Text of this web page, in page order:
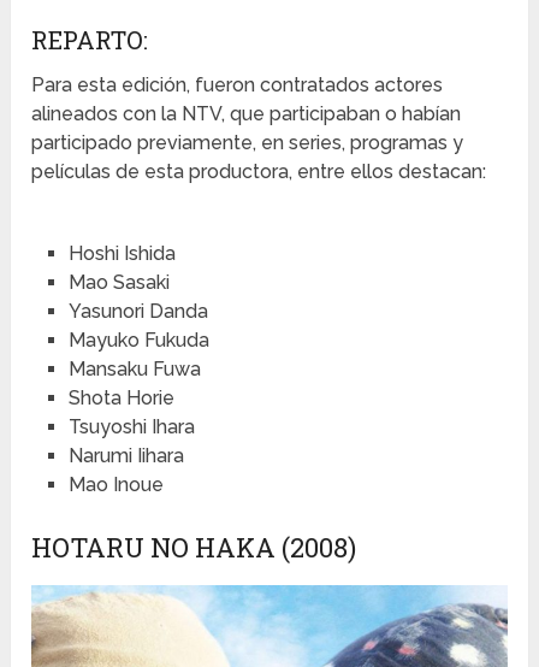
REPARTO:
Para esta edición, fueron contratados actores
alineados con la NTV, que participaban o habían
participado previamente, en series, programas y
películas de esta productora, entre ellos destacan:
Hoshi Ishida
Mao Sasaki
Yasunori Danda
Mayuko Fukuda
Mansaku Fuwa
Shota Horie
Tsuyoshi Ihara
Narumi Iihara
Mao Inoue
HOTARU NO HAKA (2008)